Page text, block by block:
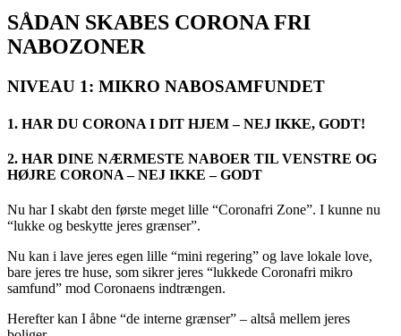
SÅDAN SKABES CORONA FRI
NABOZONER
NIVEAU 1: MIKRO NABOSAMFUNDET
1. HAR DU CORONA I DIT HJEM – NEJ IKKE, GODT!
2. HAR DINE NÆRMESTE NABOER TIL VENSTRE OG
HØJRE CORONA – NEJ IKKE – GODT
Nu har I skabt den første meget lille “Coronafri Zone”. I kunne nu
“lukke og beskytte jeres grænser”.
Nu kan i lave jeres egen lille “mini regering” og lave lokale love,
bare jeres tre huse, som sikrer jeres “lukkede Coronafri mikro
samfund” mod Coronaens indtrængen.
Herefter kan I åbne “de interne grænser” – altså mellem jeres